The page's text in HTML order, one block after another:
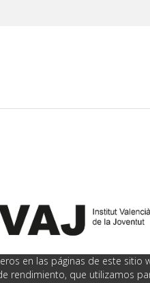
en las páginas de este
rendimiento, que utilizamos